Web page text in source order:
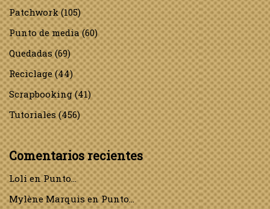
Patchwork(105)
Punto de media(60)
Quedadas(69)
Reciclage(44)
Scrapbooking(41)
Tutoriales(456)
Comentarios recientes
LolienPunto…
Mylène MarquisenPunto…